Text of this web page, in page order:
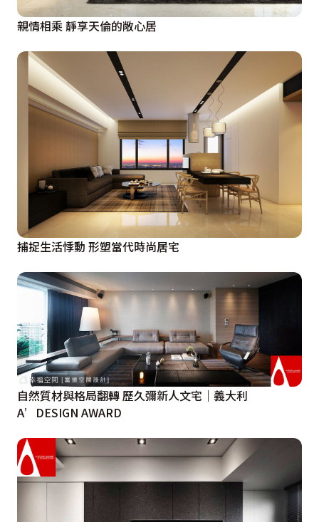
親情相乘 靜享天倫的敞心居
捕捉生活悸動 形塑當代時尚居宅
自然質材與格局翻轉 歷久彌新人文宅｜義大利
A’DESIGN AWARD